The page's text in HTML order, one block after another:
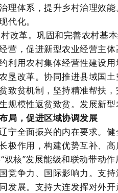
理体系，提升乡村治理效
代化。
村改革。巩固和完善农村基
营，促进新型农业经营主
利用农村集体经营性建设
垦改革。协同推进县域国
致贫机制，坚持精准帮扶
规模性返贫致贫。发展新
局，促进区域协调发展
宁全面振兴的内在要求。
极作用，构建优势互补、
“双核”发展能级和联动带动
竞争力、国际影响力。支
发展。支持大连发挥对外